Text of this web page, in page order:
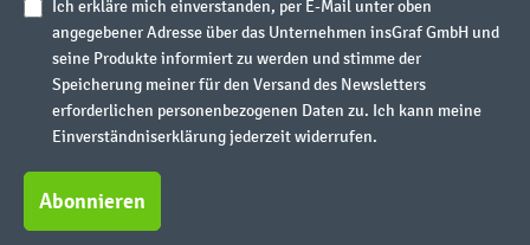
Ich erkläre mich einverstanden, per E-Mail unter oben
angegebener Adresse über das Unternehmen insGraf GmbH und
seine Produkte informiert zu werden und stimme der
Speicherung meiner für den Versand des Newsletters
erforderlichen personenbezogenen Daten zu. Ich kann meine
Einverständniserklärung jederzeit widerrufen.
Abonnieren